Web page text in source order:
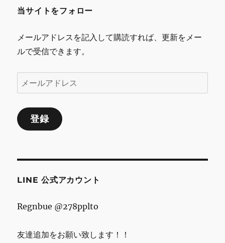
当サイトをフォロー
メールアドレスを記入して購読すれば、更新をメー
ルで受信できます。
ー
ル
ア
ス
登録
LINE 公式アカウント
Regnbue @278pplto
友達追加をお願い致します！！